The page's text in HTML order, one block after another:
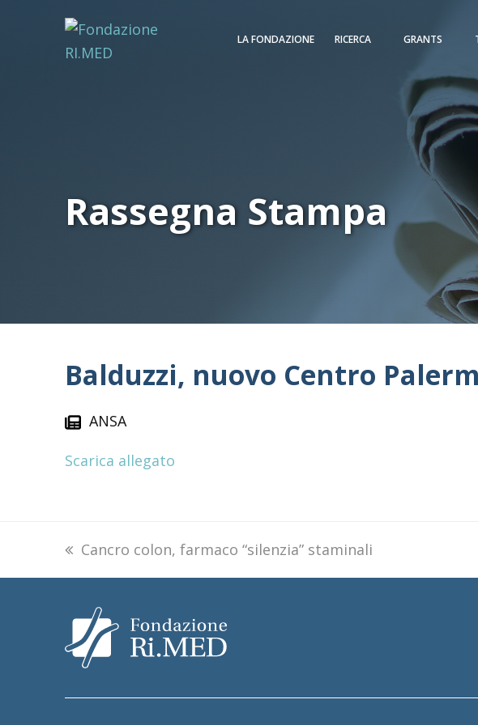
LA FONDAZIONE RICERCA GRANTS
Rassegna Stampa
Balduzzi, nuovo Centro
ANSA
Scarica allegato
previous
post:
Cancro colon, farmaco “silenzia” staminali